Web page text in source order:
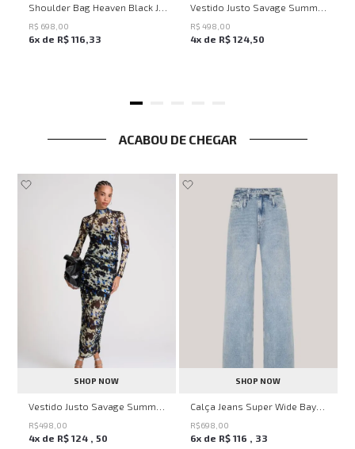
UN
R$ 698 00
6x de R$ 116,33
PP P M G
R$ 498 00
4x de R$ 124,50
ACABOU DE CHEGAR
SHOP NOW
R$498 00
4x de R$ 124 , 50
SHOP NOW
R$698 00
6x de R$ 116 , 33